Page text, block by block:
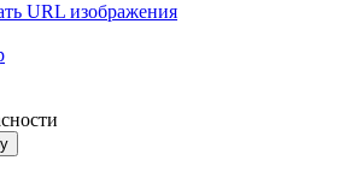
URL изображения